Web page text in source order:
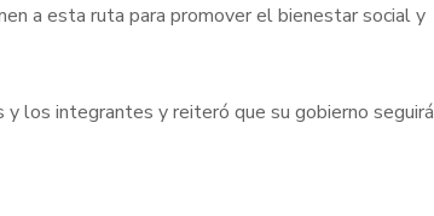
a esta ruta para promover el bienestar social y
los integrantes y reiteró que su gobierno seguirá